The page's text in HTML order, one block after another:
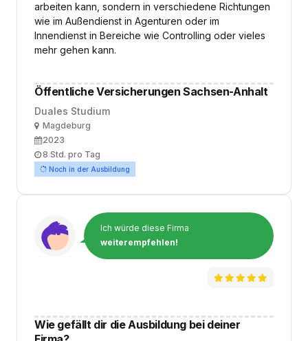
arbeiten kann, sondern in verschiedene Richtungen
wie im Außendienst in Agenturen oder im
Innendienst in Bereiche wie Controlling oder vieles
mehr gehen kann.
Öffentliche Versicherungen Sachsen-Anhalt
Duales Studium
OrtMagdeburg
Ausbildungsbeginn
2023
Arbeitszeit
8 Std. pro Tag
Noch in der Ausbildung
Ich würde diese Firma
weiterempfehlen!
Wie gefällt dir die Ausbildung bei deiner